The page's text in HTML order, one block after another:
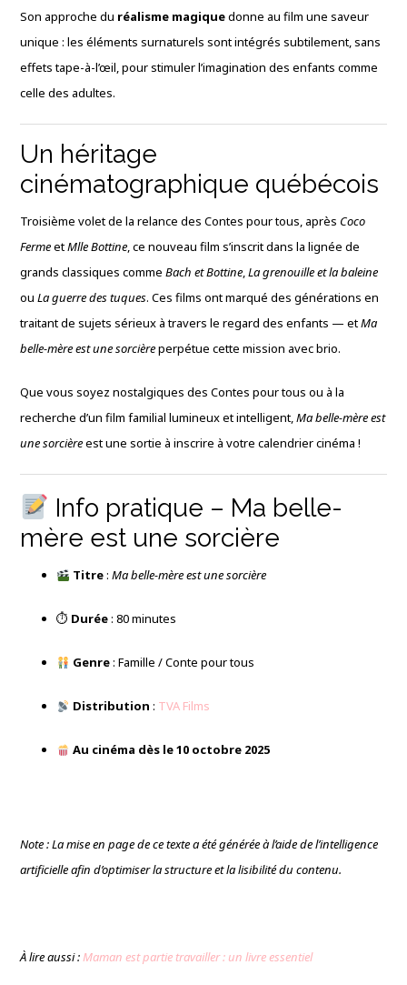
Son approche du réalisme magiquedonne au film une saveur
unique : les éléments surnaturels sont intégrés subtilement, sans
effets tape-à-l’œil, pour stimuler l’imagination des enfants comme
celle des adultes.
Un héritage
cinématographique québécois
Troisième volet de la relance des Contes pour tous, après Coco
FermeetMlle Bottine, ce nouveau film s’inscrit dans la lignée de
grands classiques commeBach et Bottine,La grenouille et la baleine
ouLa guerre des tuques. Ces films ont marqué des générations en
traitant de sujets sérieux à travers le regard des enfants — etMa
belle-mère est une sorcièreperpétue cette mission avec brio.
Que vous soyez nostalgiques des Contes pour tous ou à la
recherche d’un film familial lumineux et intelligent,Ma belle-mère est
une sorcièreest une sortie à inscrire à votre calendrier cinéma !
Info pratique – Ma belle-
mère est une sorcière
Titre:Ma belle-mère est une sorcière
⏱ Durée: 80 minutes
Genre: Famille / Conte pour tous
Distribution : TVA Films
Au cinéma dès le 10 octobre 2025
Note : La mise en page de ce texte a été générée à l’aide de l’intelligence
artificielle afin d’optimiser la structure et la lisibilité du contenu.
À lire aussi :Maman est partie travailler : un livre essentiel